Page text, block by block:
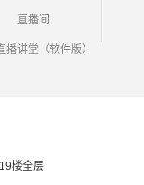
直播间
播讲堂（软件版）
楼全层